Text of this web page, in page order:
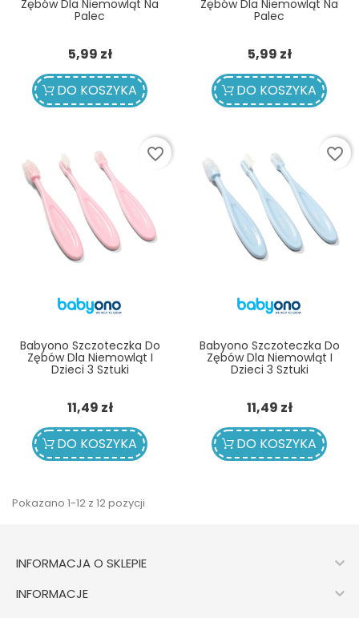
Zębów Dla Niemowląt Na
Palec
5,99 złCena
DO KOSZYKA
Zębów Dla Niemowląt Na
Palec
5,99 złCena
DO KOSZYKA
Babyono Szczoteczka Do
Zębów Dla Niemowląt I
Dzieci 3 Sztuki
11,49 złCena
DO KOSZYKA
favorite_border
Babyono Szczoteczka Do
Zębów Dla Niemowląt I
Dzieci 3 Sztuki
11,49 złCena
DO KOSZYKA
favorite_border
Pokazano 1-12 z 12 pozycji
INFORMACJA O SKLEPIE 
INFORMACJE 